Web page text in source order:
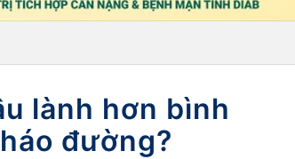
lành hơn bình
đường?